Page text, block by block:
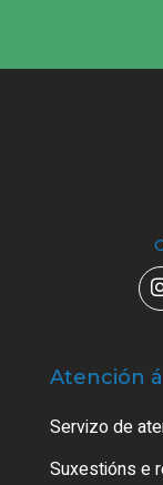
Atención
Servizo de
Suxestións e